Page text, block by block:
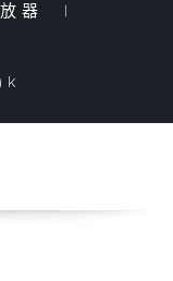
器
|